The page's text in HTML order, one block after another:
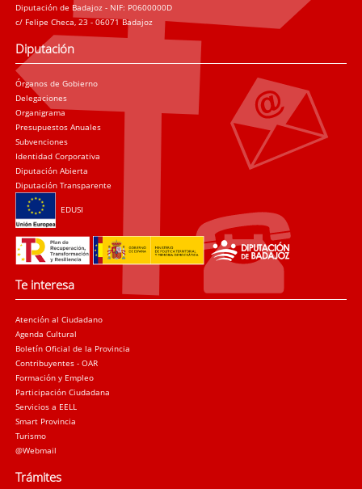
Diputación de Badajoz - NIF: P0600000D
c/ Felipe Checa, 23 - 06071 Badajoz
Diputación
Órganos de Gobierno
Delegaciones
Organigrama
Presupuestos Anuales
Subvenciones
Identidad Corporativa
Diputación Abierta
Diputación Transparente
EDUSI
Te interesa
Atención al Ciudadano
Agenda Cultural
Boletín Oficial de la Provincia
Contribuyentes - OAR
Formación y Empleo
Participación Ciudadana
Servicios a EELL
Smart Provincia
Turismo
@Webmail
Trámites